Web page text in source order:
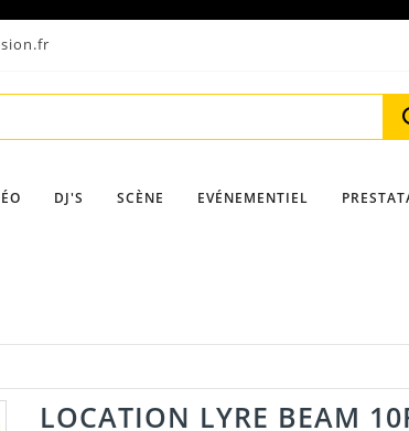
DJ'S SCÈNE EVÉNEMENTIEL
LOCATION LYRE BEAM